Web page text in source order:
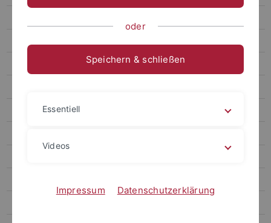
Master (PO 2021)
Bachelor und Master of Education (PO 2021)
oder
Speichern & schließen
Essentiell
Videos
Impressum Datenschutzerklärung